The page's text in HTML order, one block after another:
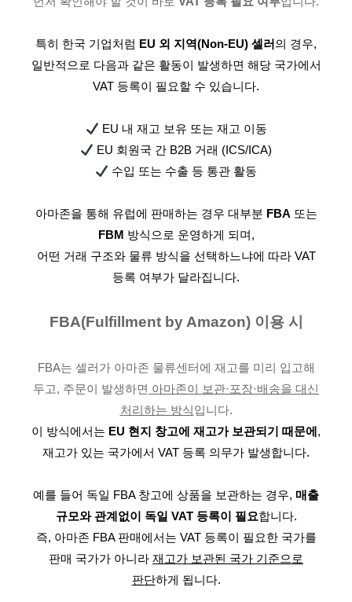
특히 한국 기업처럼 EU 외 지역(Non-EU) 셀러의 경우,
일반적으로 다음과 같은 활동이 발생하면 해당 국가에서
VAT 등록이 필요할 수 있습니다.
EU 내 재고 보유 또는 재고 이동
EU 회원국 간 B2B 거래 (ICS/ICA)
수입 또는 수출 등 통관 활동
아마존을 통해 유럽에 판매하는 경우 대부분 FBA 또는
FBM 방식으로 운영하게 되며,
어떤 거래 구조와 물류 방식을 선택하느냐에 따라 VAT
등록 여부가 달라집니다.
FBA(Fulfillment by Amazon) 이용 시
FBA는 셀러가 아마존 물류센터에 재고를 미리 입고해
두고, 주문이 발생하면 아마존이 보관·포장·배송을 대신
처리하는 방식입니다.
이 방식에서는 EU 현지 창고에 재고가 보관되기 때문에,
재고가 있는 국가에서 VAT 등록 의무가 발생합니다.
예를 들어 독일 FBA 창고에 상품을 보관하는 경우, 매출
규모와 관계없이 독일 VAT 등록이 필요합니다.
즉, 아마존 FBA 판매에서는 VAT 등록이 필요한 국가를
판매 국가가 아니라 재고가 보관된 국가 기준으로
판단하게 됩니다.